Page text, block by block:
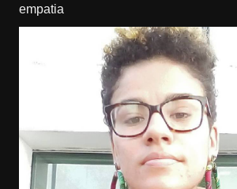
empatia